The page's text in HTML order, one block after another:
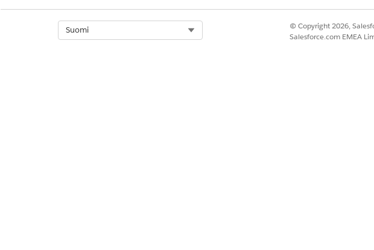
Potilas voi muuttaa salasanaansa ja käyttää tiliään
hylätäkseen odottavien tapaamisten kutsut.
Suomi
© Copyright 2026,
Salesforce.com EMEA